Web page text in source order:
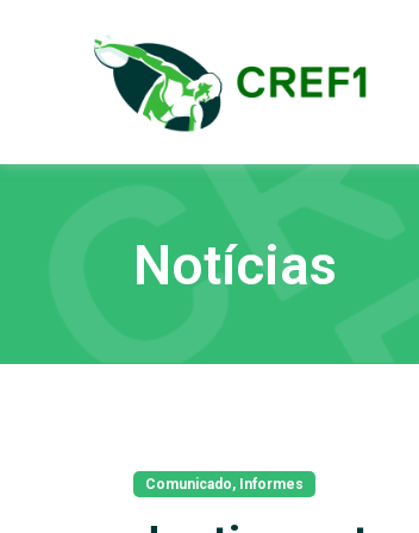
Notícias
Comunicado, Informes